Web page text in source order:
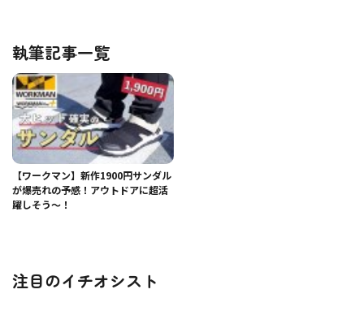
執筆記事一覧
【ワークマン】新作1900円サンダル
が爆売れの予感！アウトドアに超活
躍しそう～！
注目のイチオシスト